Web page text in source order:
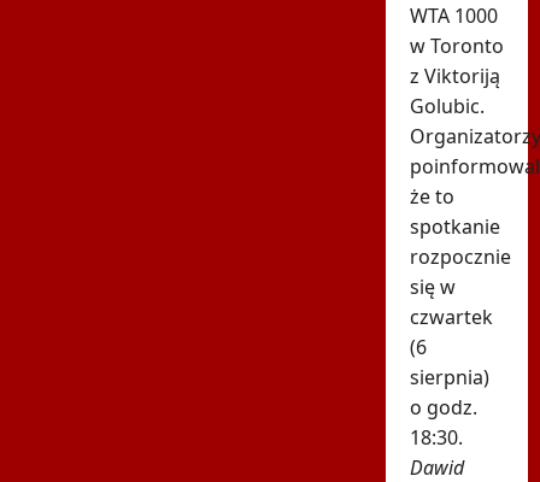
WTA 1000
w Toronto
z Viktoriją
Golubic.
Organizatorzy
że to
spotkanie
rozpocznie
się w
czwartek
(6
sierpnia)
o godz.
18:30.
Dawid